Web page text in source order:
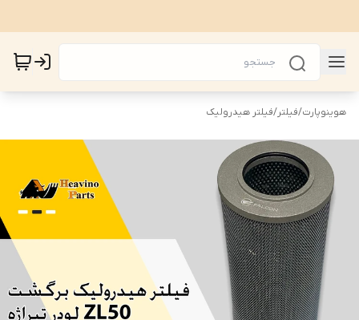
هوینوپارت/فیلتر/فیلتر هیدرولیک